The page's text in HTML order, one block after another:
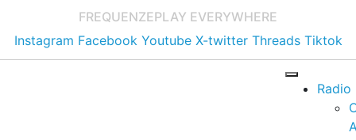
FREQUENZEPLAY EVERYWHERE
Instagram Facebook Youtube X-twitter Threads Tiktok
Radio